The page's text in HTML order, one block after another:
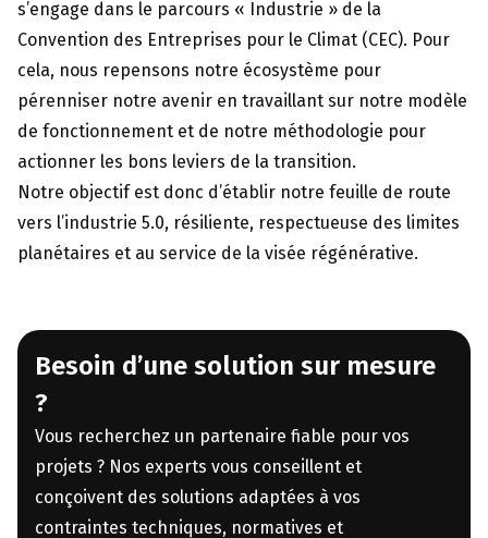
s’engage dans le parcours « Industrie » de la
Convention des Entreprises pour le Climat (CEC). Pour
cela, nous repensons notre écosystème pour
pérenniser notre avenir en travaillant sur notre modèle
de fonctionnement et de notre méthodologie pour
actionner les bons leviers de la transition.
Notre objectif est donc d’établir notre feuille de route
vers l’industrie 5.0, résiliente, respectueuse des limites
planétaires et au service de la visée régénérative.
Besoin d’une solution sur mesure
?
Vous recherchez un partenaire fiable pour vos
projets ? Nos experts vous conseillent et
conçoivent des solutions adaptées à vos
contraintes techniques, normatives et